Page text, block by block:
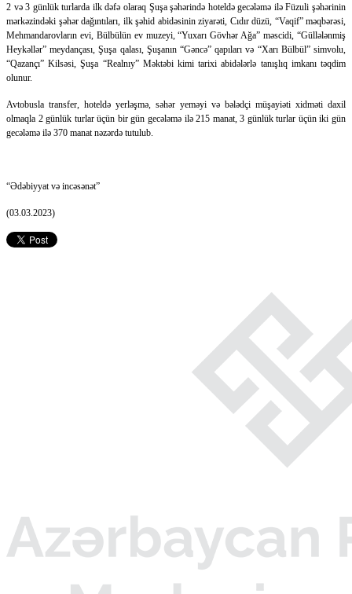
2 və 3 günlük turlarda ilk dəfə olaraq Şuşa şəhərində hoteldə gecələmə ilə Füzuli şəhərinin
mərkəzindəki şəhər dağıntıları, ilk şəhid abidəsinin ziyarəti, Cıdır düzü, “Vaqif” məqbərəsi,
Mehmandarovların evi, Bülbülün ev muzeyi, “Yuxarı Gövhər Ağa” məscidi, “Güllələnmiş
Heykəllər” meydançası, Şuşa qalası, Şuşanın “Gəncə” qapıları və “Xarı Bülbül” simvolu,
“Qazançı” Kilsəsi, Şuşa “Realnıy” Məktəbi kimi tarixi abidələrlə tanışlıq imkanı təqdim
olunur.
Avtobusla transfer, hoteldə yerləşmə, səhər yeməyi və bələdçi müşayiəti xidməti daxil
olmaqla 2 günlük turlar üçün bir gün gecələmə ilə 215 manat, 3 günlük turlar üçün iki gün
gecələmə ilə 370 manat nəzərdə tutulub.
“Ədəbiyyat və incəsənət”
(03.03.2023)